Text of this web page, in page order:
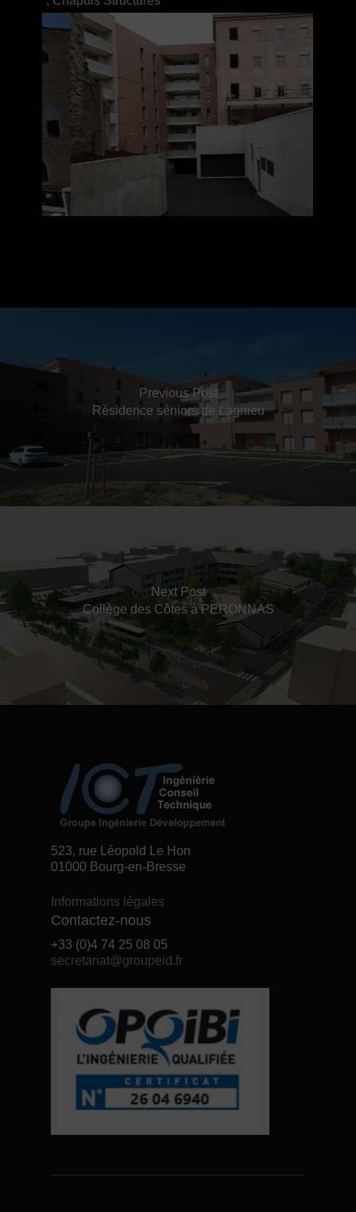
Previous Post
Résidence séniors de Lagnieu
Next Post
Collège des Côtes à PERONNAS
523, rue Léopold Le Hon
01000 Bourg-en-Bresse
Informations légales
Contactez-nous
+33 (0)4 74 25 08 05
secretariat@groupeid.fr